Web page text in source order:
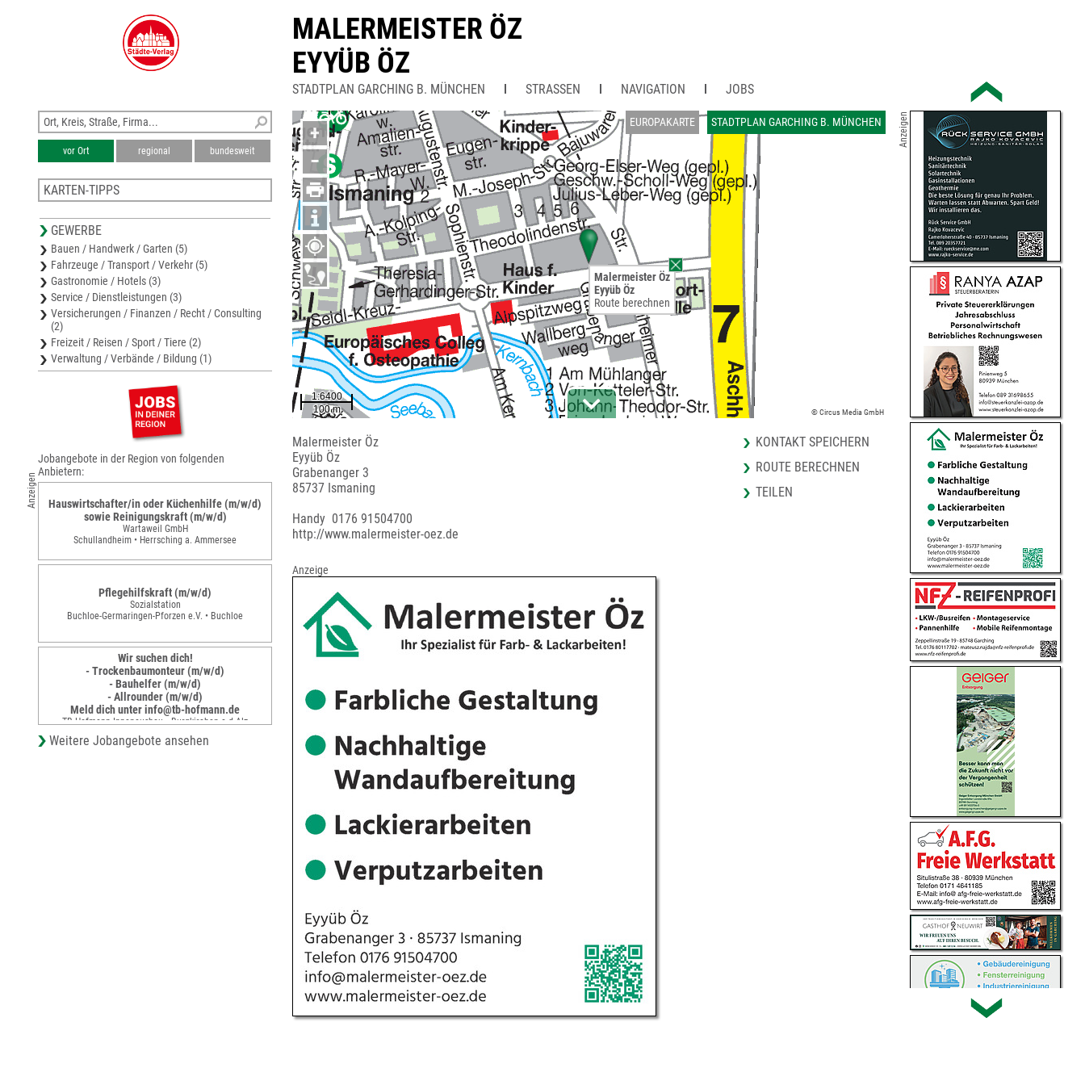
MALERMEISTER ÖZ
EYYÜB ÖZ
STADTPLAN GARCHING B. MÜNCHEN STRASSEN NAVIGATION JOBS
EUROPAKARTE STADTPLAN GARCHING B. MÜNCHEN
+
−
© Circus Media GmbH
Malermeister Öz
Eyyüb Öz
Route berechnen
Malermeister Öz
Eyyüb Öz
Grabenanger 3
85737 Ismaning
Handy 0176 91504700
http://www.malermeister-oez.de
KONTAKT SPEICHERN
ROUTE BERECHNEN
TEILEN
Anzeige
vor Ort regional bundesweit
KARTEN-TIPPS
Stadtplan München-Trudering-Riem
Stadtplan Neufahrn
Stadtplan München-Ramersdorf-Perlach
Stadtplan Poing
GEWERBE
Bauen / Handwerk / Garten (5)
Fahrzeuge / Transport / Verkehr (5)
Gastronomie / Hotels (3)
Service / Dienstleistungen (3)
Versicherungen / Finanzen / Recht / Consulting
(2)
Freizeit / Reisen / Sport / Tiere (2)
Verwaltung / Verbände / Bildung (1)
Anzeigen
Jobangebote in der Region von folgenden
Anbietern:
Hauswirtschafter/in oder Küchenhilfe (m/w/d)
sowie Reinigungskraft (m/w/d)
Wartaweil GmbH
Schullandheim • Herrsching a. Ammersee
Pflegehilfskraft (m/w/d)
Sozialstation
Buchloe-Germaringen-Pforzen e.V. • Buchloe
Wir suchen dich!
- Trockenbaumonteur (m/w/d)
- Bauhelfer (m/w/d)
- Allrounder (m/w/d)
Meld dich unter info@tb-hofmann.de
TB Hofmann Innenausbau • Burgkirchen a.d.Alz
Weitere Jobangebote ansehen
Anzeigen